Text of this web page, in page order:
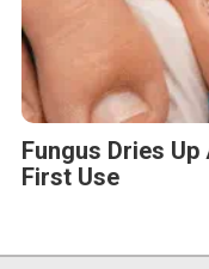
Fungus Dries
First Use